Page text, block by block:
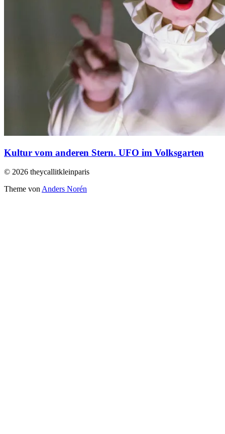
Kultur vom anderen Stern. UFO im Volksgarten
© 2026 theycallitkleinparis
Theme von Anders Norén